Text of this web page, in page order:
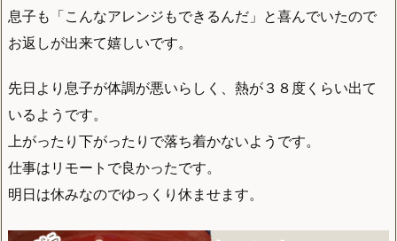
息子も「こんなアレンジもできるんだ」と喜んでいたので
お返しが出来て嬉しいです。
先日より息子が体調が悪いらしく、熱が３８度くらい出て
いるようです。
上がったり下がったりで落ち着かないようです。
仕事はリモートで良かったです。
明日は休みなのでゆっくり休ませます。